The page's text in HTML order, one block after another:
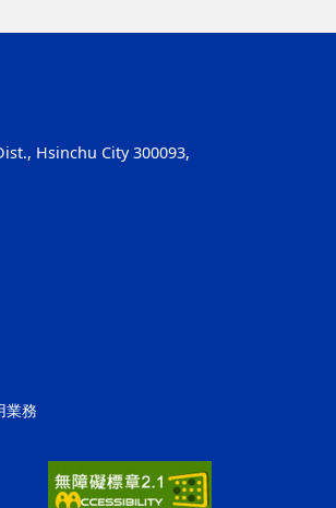
Hsinchu City 300093,
業務